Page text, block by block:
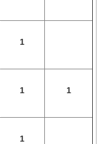
1
1 1
1